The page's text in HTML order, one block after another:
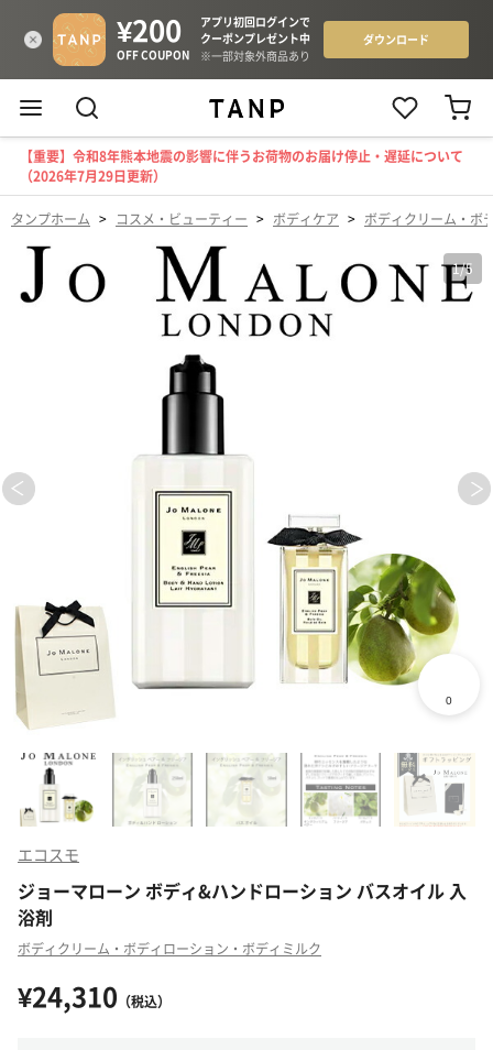
【重要】令和8年熊本地震の影響に伴うお荷物のお届け停止・遅延について
（2026年7月29日更新）
タンプホーム > コスメ・ビューティー > ボディケア > ボディクリーム・ボ
1/5
エコスモ
ジョーマローン ボディ&ハンドローション バスオイル 入
浴剤
ボディクリーム・ボディローション・ボディミルク
¥24,310 （税込）